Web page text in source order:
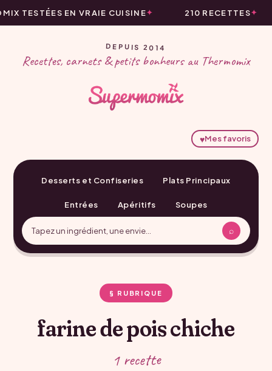
TESTÉES EN VRAIE CUISINE 210 RECETTES
DEPUIS 2014
Recettes, carnets & petits bonheurs au Thermomix
♥Mes favoris
Desserts et Confiseries Plats Principaux
Entrées Apéritifs Soupes
⌕
§ RUBRIQUE
farine de pois chiche
1 recette